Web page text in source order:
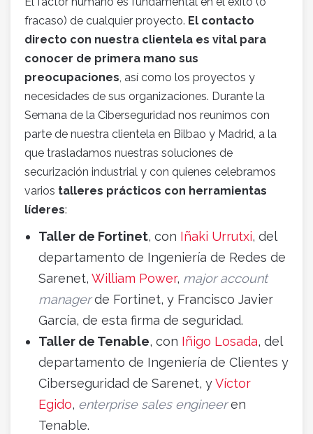
fracaso) de cualquier proyecto. El contacto
directo con nuestra clientela es vital para
conocer de primera mano sus
preocupaciones, así como los proyectos y
necesidades de sus organizaciones. Durante la
Semana de la Ciberseguridad nos reunimos con
parte de nuestra clientela en Bilbao y Madrid, a la
que trasladamos nuestras soluciones de
securización industrial y con quienes celebramos
varios talleres prácticos con herramientas
líderes:
Taller de Fortinet, con Iñaki Urrutxi, del
departamento de Ingeniería de Redes de
Sarenet, William Power, major account
managerde Fortinet, y Francisco Javier
García, de esta firma de seguridad.
Taller de Tenable, con Iñigo Losada, del
departamento de Ingeniería de Clientes y
Ciberseguridad de Sarenet, yVíctor
Egido, enterprise sales engineeren
Tenable.